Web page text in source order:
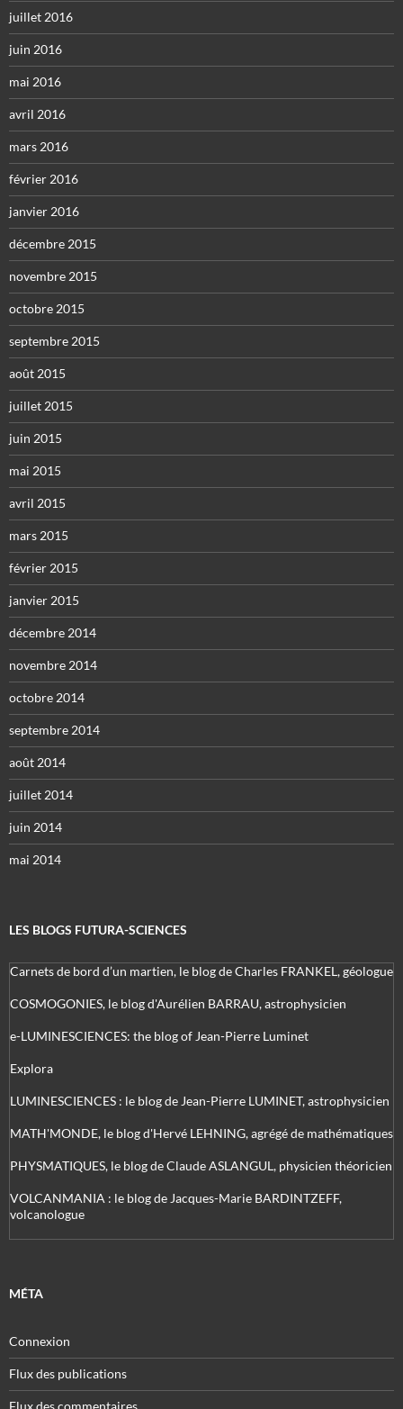
juillet 2016
juin 2016
mai 2016
avril 2016
mars 2016
février 2016
janvier 2016
décembre 2015
novembre 2015
octobre 2015
septembre 2015
août 2015
juillet 2015
juin 2015
mai 2015
avril 2015
mars 2015
février 2015
janvier 2015
décembre 2014
novembre 2014
octobre 2014
septembre 2014
août 2014
juillet 2014
juin 2014
mai 2014
LES BLOGS FUTURA-SCIENCES
Carnets de bord d’un martien, le blog de Charles FRANKEL, géologue
COSMOGONIES, le blog d'Aurélien BARRAU, astrophysicien
e-LUMINESCIENCES: the blog of Jean-Pierre Luminet
Explora
LUMINESCIENCES : le blog de Jean-Pierre LUMINET, astrophysicien
MATH'MONDE, le blog d'Hervé LEHNING, agrégé de mathématiques
PHYSMATIQUES, le blog de Claude ASLANGUL, physicien théoricien
VOLCANMANIA : le blog de Jacques-Marie BARDINTZEFF,
volcanologue
MÉTA
Connexion
Flux des publications
Flux des commentaires